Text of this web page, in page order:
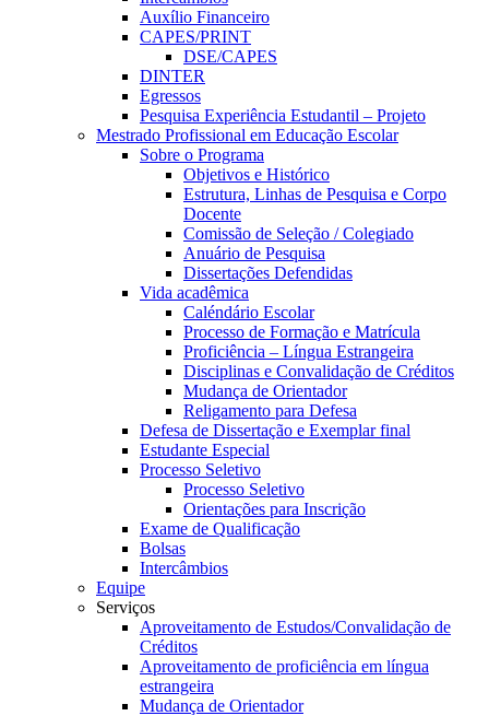
Auxílio Financeiro
CAPES/PRINT
DSE/CAPES
DINTER
Egressos
Pesquisa Experiência Estudantil – Projeto
Mestrado Profissional em Educação Escolar
Sobre o Programa
Objetivos e Histórico
Estrutura, Linhas de Pesquisa e Corpo
Docente
Comissão de Seleção / Colegiado
Anuário de Pesquisa
Dissertações Defendidas
Vida acadêmica
Caléndário Escolar
Processo de Formação e Matrícula
Proficiência – Língua Estrangeira
Disciplinas e Convalidação de Créditos
Mudança de Orientador
Religamento para Defesa
Defesa de Dissertação e Exemplar final
Estudante Especial
Processo Seletivo
Processo Seletivo
Orientações para Inscrição
Exame de Qualificação
Bolsas
Intercâmbios
Equipe
Serviços
Aproveitamento de Estudos/Convalidação de
Créditos
Aproveitamento de proficiência em língua
estrangeira
Mudança de Orientador